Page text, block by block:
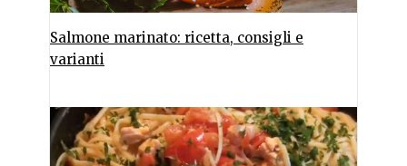
Salmone marinato: ricetta, consigli e
varianti